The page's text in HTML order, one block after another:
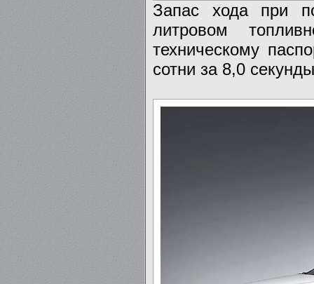
Запас хода при
литровом
техническому
сотни за 8,0